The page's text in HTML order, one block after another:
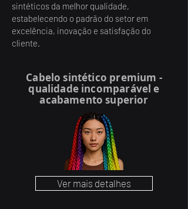
sintéticos da melhor qualidade,
estabelecendo o padrão do setor em
excelência, inovação e satisfação do
cliente.
Cabelo sintético premium -
qualidade incomparável e
acabamento superior
Ver mais detalhes